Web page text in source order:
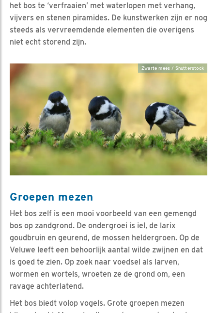
het bos te ‘verfraaien’ met waterlopen met verhang,
vijvers en stenen piramides. De kunstwerken zijn er nog
steeds als vervreemdende elementen die overigens
niet echt storend zijn.
Zwarte mees / Shutterstock
Groepen mezen
Het bos zelf is een mooi voorbeeld van een gemengd
bos op zandgrond. De ondergroei is iel, de larix
goudbruin en geurend, de mossen heldergroen. Op de
Veluwe leeft een behoorlijk aantal wilde zwijnen en dat
is goed te zien. Op zoek naar voedsel als larven,
wormen en wortels, wroeten ze de grond om, een
ravage achterlatend.
Het bos biedt volop vogels. Grote groepen mezen